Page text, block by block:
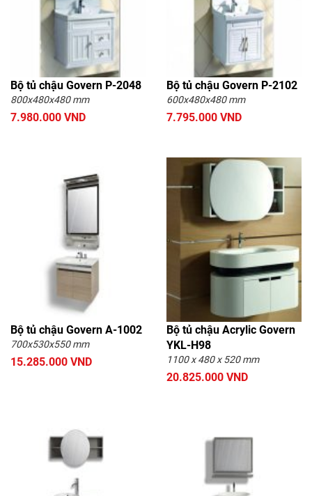
Bộ tủ chậu Govern P-2048
800x480x480 mm
7.980.000 VND
Bộ tủ chậu Govern P-2102
600x480x480 mm
7.795.000 VND
Bộ tủ chậu Govern A-1002
700x530x550 mm
15.285.000 VND
Bộ tủ chậu Acrylic Govern
YKL-H98
1100 x 480 x 520 mm
20.825.000 VND